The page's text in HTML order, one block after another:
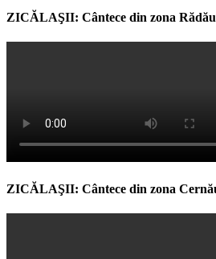
ZICĂLAŞII: Cântece din zona
ZICĂLAŞII: Cântece din zona